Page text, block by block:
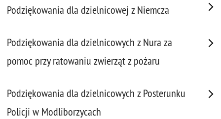
Podziękowania dla dzielnicowej z Niemcza
Podziękowania dla dzielnicowych z Nura za
pomoc przy ratowaniu zwierząt z pożaru
Podziękowania dla dzielnicowych z Posterunku
Policji w Modliborzycach